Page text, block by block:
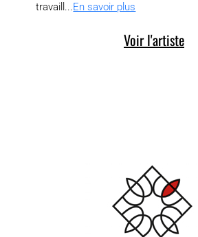
travaill...En savoir plus
Voir l'artiste